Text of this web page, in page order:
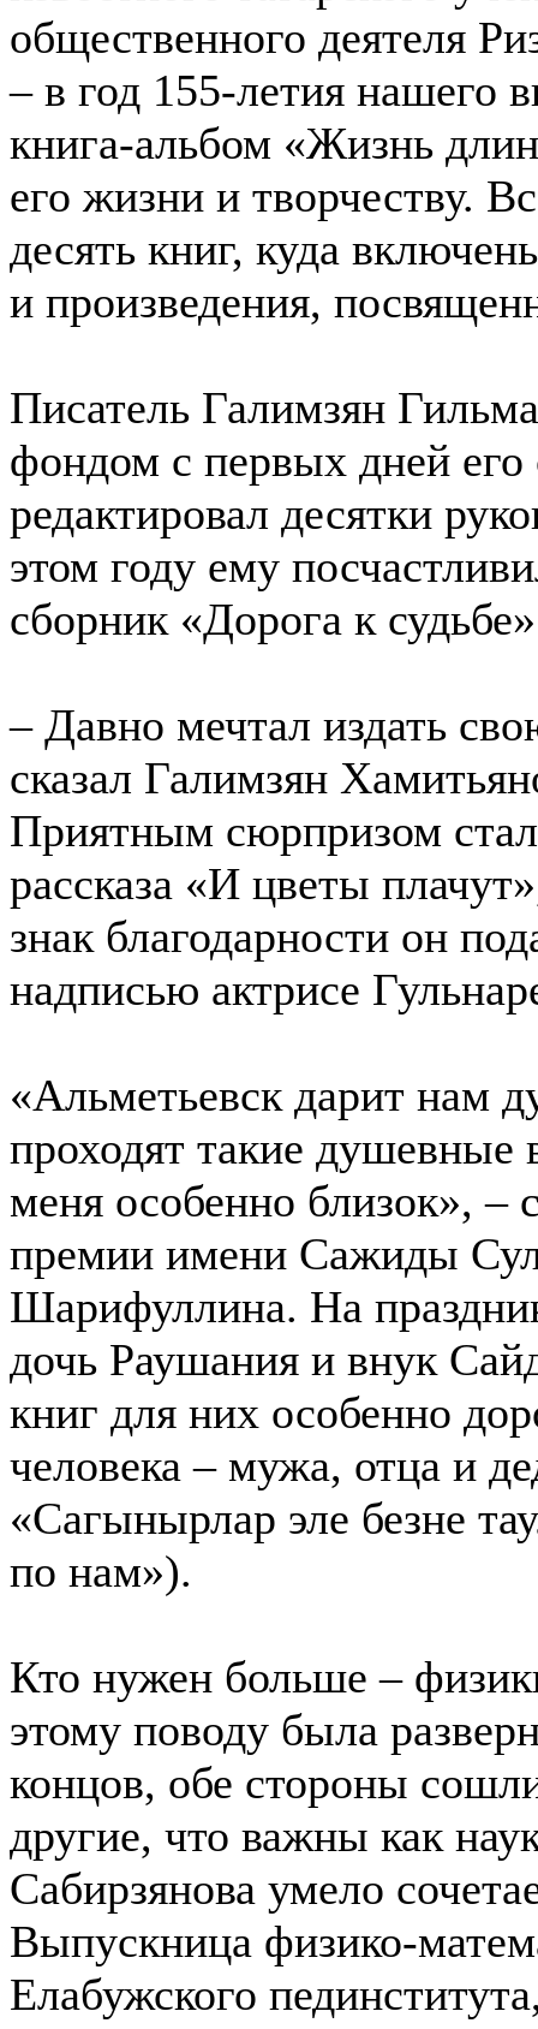
общественного деятеля
– в год 155-летия нашего
книга-альбом «Жизнь
его жизни и творчеству.
десять книг, куда
и произведения,
Писатель Галимзян
фондом с первых дней
редактировал десятки
этом году ему
сборник «Дорога к
– Давно мечтал издать
сказал Галимзян
Приятным сюрпризом
рассказа «И цветы
знак благодарности он
надписью актрисе
«Альметьевск дарит нам
проходят такие душевные
меня особенно близок», –
премии имени Сажиды
Шарифуллина. На
дочь Раушания и внук
книг для них особенно
человека – мужа, отца и
«Сагынырлар эле безне
по нам»).
Кто нужен больше –
этому поводу была
концов, обе стороны
другие, что важны как
Сабирзянова умело
Выпускница физико-
Елабужского